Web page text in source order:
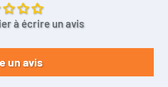
à écrire un avis
un avis